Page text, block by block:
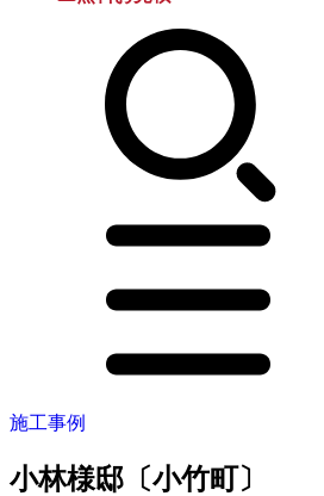
施工事例
小林様邸〔小竹町〕